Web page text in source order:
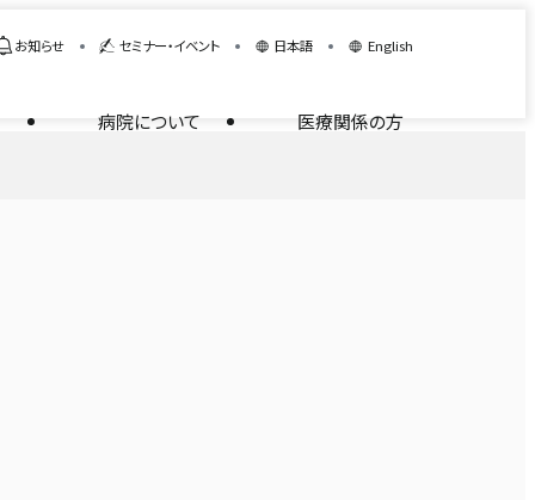
病院について 医療関係の方
お知らせ セミナー・イベント 日本語 English